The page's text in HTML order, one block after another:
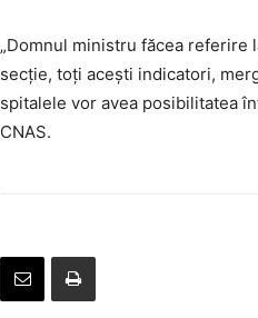
„Domnul ministru făcea
secție, toți acești indicatori,
spitalele vor avea posibilitatea
CNAS.